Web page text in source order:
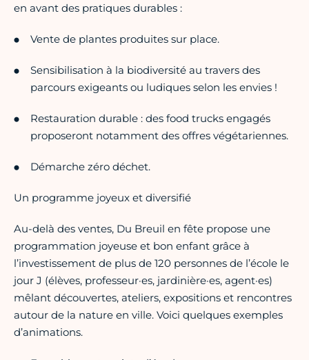
en avant des pratiques durables :
Vente de plantes produites sur place.
Sensibilisation à la biodiversité au travers des
parcours exigeants ou ludiques selon les envies !
Restauration durable : des food trucks engagés
proposeront notamment des offres végétariennes.
Démarche zéro déchet.
Un programme joyeux et diversifié
Au-delà des ventes, Du Breuil en fête propose une
programmation joyeuse et bon enfant grâce à
l’investissement de plus de 120 personnes de l’école le
jour J (élèves, professeur·es, jardinière·es, agent·es)
mêlant découvertes, ateliers, expositions et rencontres
autour de la nature en ville. Voici quelques exemples
d’animations.